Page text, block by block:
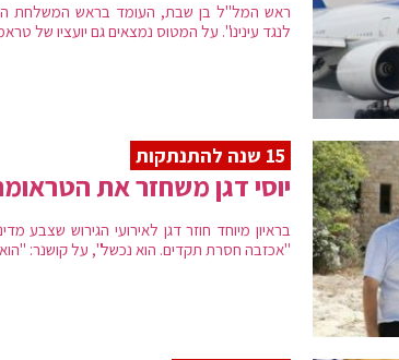
ראש המל"ל בן שבת, העומד בראש המשלחת
לנגד עינינו". על המטוס נמצאים גם יועציו של
15 שנה להתנתקות
יוסי דגן משחזר את
בראיון מיוחד חוזר דגן לאירועי הגירוש שצבע
"אכזבה חסרת תקדים. הוא נכשל", על קושנר: